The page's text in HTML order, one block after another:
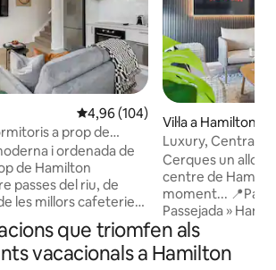
4,96 de puntuació mitjana d'un
4,96 (104)
a prop de
i ordenada de
de Hamilton
les millors cafeteries i
East. Situat a
de la ciutat,
net i còmode és ideal
Vil·la a Hamilton
Luxury, Central
Per KOSH
Cerques un
centre de
moment... 📍Passejada a peu pel riu 📍
Passejada »
Supermercats,
minuts de
Teatre BNZ A 📍5
que triomfen als
vacacionals a Hamilton